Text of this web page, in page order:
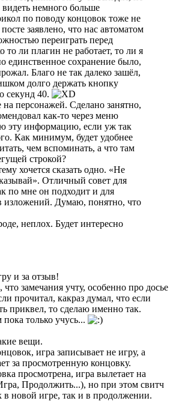
немного больше
по поводу концовок тоже не
заявлено, что нас автоматом
переиграть перед
ли плагин не работает, то ли я
единственное сохранение было,
Благо не так далеко зашёл,
долго держать кнопку
секунд 40.
персонажей. Сделано занятно,
как-то через меню
эту информацию, если уж так
Как минимум, будет удобнее
чем вспоминать, а что там
строкой?
хочется сказать одно. «Не
Отличный совет для
по мне он подходит и для
изложений. Думаю, понятно, что
неплох. Будет интересно
и за отзыв!
замечания учту, особенно про досье
прочитал, какраз думал, что если
приквел, то сделаю именно так.
только учусь...
вещи.
игра записывает не игру, а
за просмотренную концовку.
просмотрена, игра вылетает на
Продолжить...), но при этом свитч
в новой игре, так и в продолжении.